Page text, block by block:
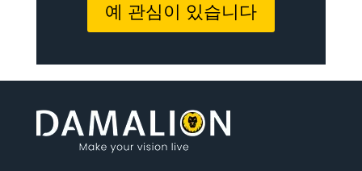
예 관심이 있습니다